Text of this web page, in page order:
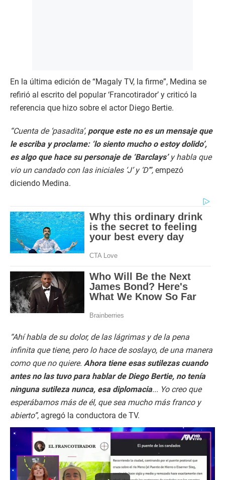
En la última edición de “Magaly TV, la firme”, Medina se
refirió al escrito del popular ‘Francotirador’ y criticó la
referencia que hizo sobre el actor Diego Bertie.
“Cuenta de ‘pasadita’, porque este no es un mensaje que
le escriba y proclame: ‘lo siento mucho o estoy dolido’,
es algo que hace su personaje de ‘Barclays’y habla que
vio un candado con las iniciales ‘J’ y ‘D’”, empezó
diciendo Medina.
“Ahí habla de su dolor, de las lágrimas y de la pena
infinita que tiene, pero lo hace de soslayo, de una manera
como que no quiere. Ahora tiene esas sutilezas cuando
antes no las tuvo para hablar de Diego Bertie, no tenía
ninguna sutileza nunca, esa diplomacia... Yo creo que
esperábamos más de él, que sea mucho más franco y
abierto”, agregó la conductora de TV.